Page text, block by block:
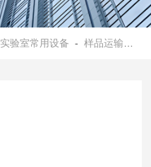
实验室常用设备 -样品运输保存箱